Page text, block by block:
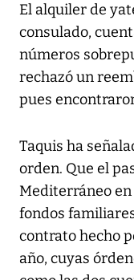
El alquiler de
consulado,
números
rechazó un
pues
Taquis ha
orden. Que el
Mediterráneo en
fondos
contrato hecho
año, cuyas